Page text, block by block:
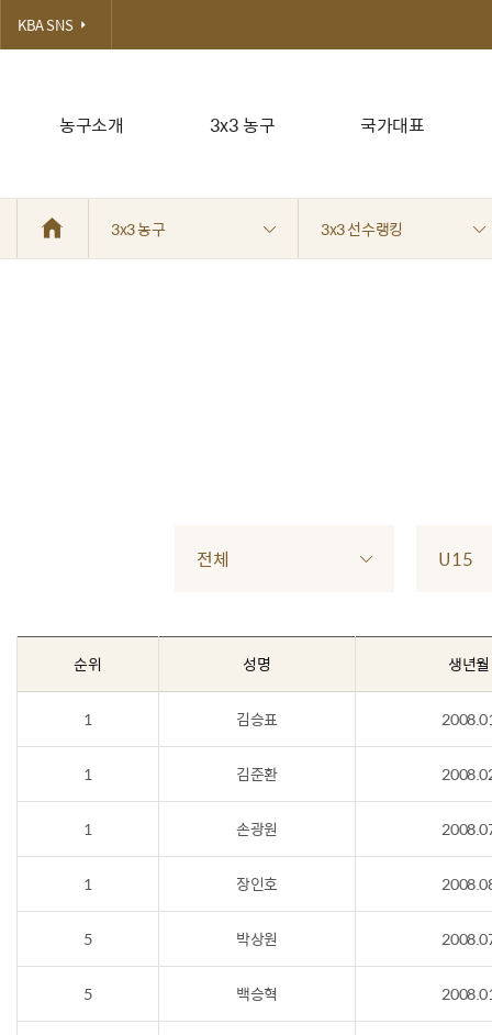
농구소개 3x3 농구 국가대표
KBA SNS
3x3 농구 3x3 선수랭킹
전체 U15
순위 성명 생년월
1 김승표
1 김준환
1 손광원
1 장인호
5 박상원
5 백승혁